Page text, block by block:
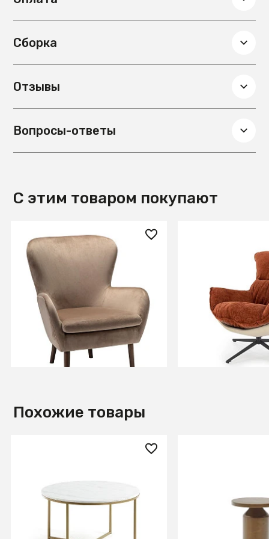
Сборка
Отзывы
Вопросы-ответы
С этим товаром покупают
31 400 ₽
Кресло Дижон Beige
В КОРЗИНУ
Кресло HALMAR
корица/черный
В
Похожие товары
Журнальный столик Sheffield
80 см
В КОРЗИНУ
медный